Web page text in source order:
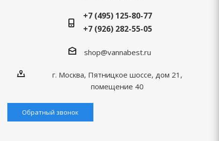
+7 (495) 125-80-77
+7 (926) 282-55-05
shop@vannabest.ru
г. Москва, Пятницкое шоссе, дом 21,
помещение 40
Обратный звонок